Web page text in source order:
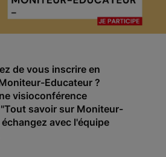
de vous inscrire en
Educateur ?
visioconférence
savoir sur Moniteur-
avec l'équipe